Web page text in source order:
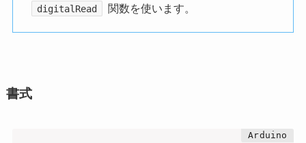
digitalRead 関数を使います。
書式